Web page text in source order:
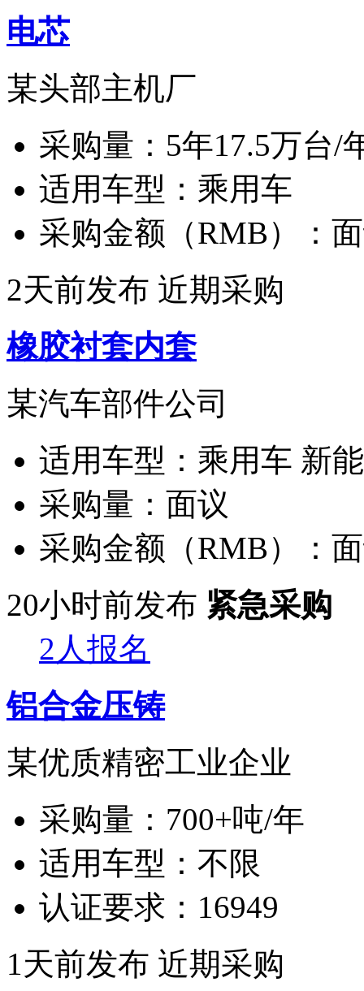
电芯
某头部主机厂
采购量： 5年17.5万台/
适用车型： 乘用车
采购金额（RMB）：
2天前发布 近期采购
橡胶衬套内套
某汽车部件公司
适用车型： 乘用车 新
采购量： 面议
采购金额（RMB）：
20小时前发布 紧急采购
2人报名
铝合金压铸
某优质精密工业企业
采购量： 700+吨/年
适用车型： 不限
认证要求： 16949
1天前发布 近期采购